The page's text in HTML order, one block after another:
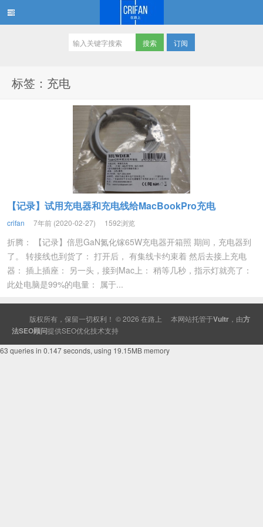
订阅
标签：充电
【记录】试用充电器和充电线给MacBookPro充电
crifan 7年前 (2020-02-27) 1592浏览
折腾： 【记录】倍思GaN氮化镓65W充电器开箱照 期间，充电器到
了。 转接线也到货了： 打开后， 有集线卡约束着 然后去接上充电
器： 插上插座： 另一头，接到Mac上： 稍等几秒，指示灯就亮了：
此处电脑是99%的电量： 属于...
版权所有，保留一切权利！ © 2026 在路上 本网站托管于Vultr ，由方
法SEO顾问提供SEO优化技术支持
63 queries in 0.147 seconds, using 19.15MB memory